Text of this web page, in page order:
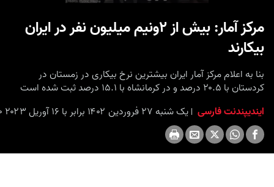
مرکز آمار: بیش از ۲ونیم میلیون نفر در ایران
بیکارند
بنا به اعلام مرکز آمار ایران بیشترین نرخ بیکاری در زمستان در
کردستان با ۲۰.۵ درصد و در کرمانشاه با ۱۵.۱ درصد ثبت شده است
ایندیپندنت فارسی یک شنبه ۲۷ فروردین ۱۴۰۲ برابر با ۱۶ آوریل ۲۰۲۳ ۱۹:۳۰